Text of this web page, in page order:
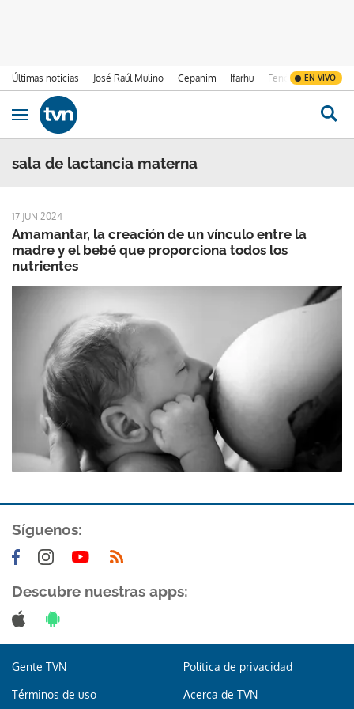
Últimas noticias José Raúl Mulino Cepanim Ifarhu Fenómeno de El
EN VIVO
Ir al contenido
Obrir navegació
sala de lactancia materna
17 JUN 2024
Amamantar, la creación de un vínculo entre la
madre y el bebé que proporciona todos los
nutrientes
Síguenos:
Descubre nuestras apps:
Gente TVN Política de privacidad
Términos de uso Acerca de TVN